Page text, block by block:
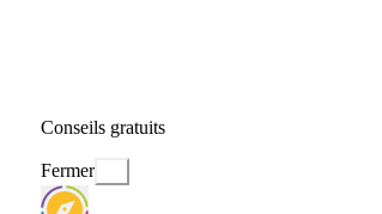
Conseils gratuits
Fermer